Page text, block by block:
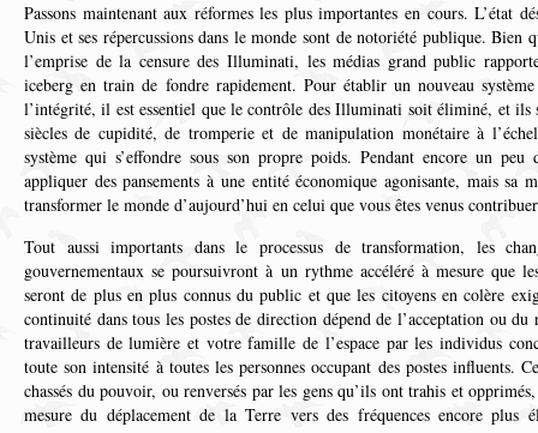
Passons maintenant aux réformes les plus importantes en cours. L’état
Unis et ses répercussions dans le monde sont de notoriété publique. Bien
l’emprise de la censure des Illuminati, les médias grand public
iceberg en train de fondre rapidement. Pour établir un nouveau
l’intégrité, il est essentiel que le contrôle des Illuminati soit éliminé, et ils
siècles de cupidité, de tromperie et de manipulation monétaire à
système qui s’effondre sous son propre poids. Pendant encore un
appliquer des pansements à une entité économique agonisante, mais sa
transformer le monde d’aujourd’hui en celui que vous êtes venus
Tout aussi importants dans le processus de transformation, les
gouvernementaux se poursuivront à un rythme accéléré à mesure que
seront de plus en plus connus du public et que les citoyens en colère
continuité dans tous les postes de direction dépend de l’acceptation ou
travailleurs de lumière et votre famille de l’espace par les individus
toute son intensité à toutes les personnes occupant des postes influents.
chassés du pouvoir, ou renversés par les gens qu’ils ont trahis et
mesure du déplacement de la Terre vers des fréquences encore plus